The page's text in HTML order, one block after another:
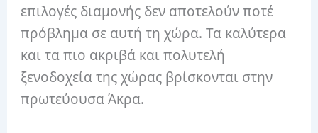
επιλογές διαμονής δεν αποτελούν ποτέ
πρόβλημα σε αυτή τη χώρα. Τα καλύτερα
και τα πιο ακριβά και πολυτελή
ξενοδοχεία της χώρας βρίσκονται στην
πρωτεύουσα Άκρα.